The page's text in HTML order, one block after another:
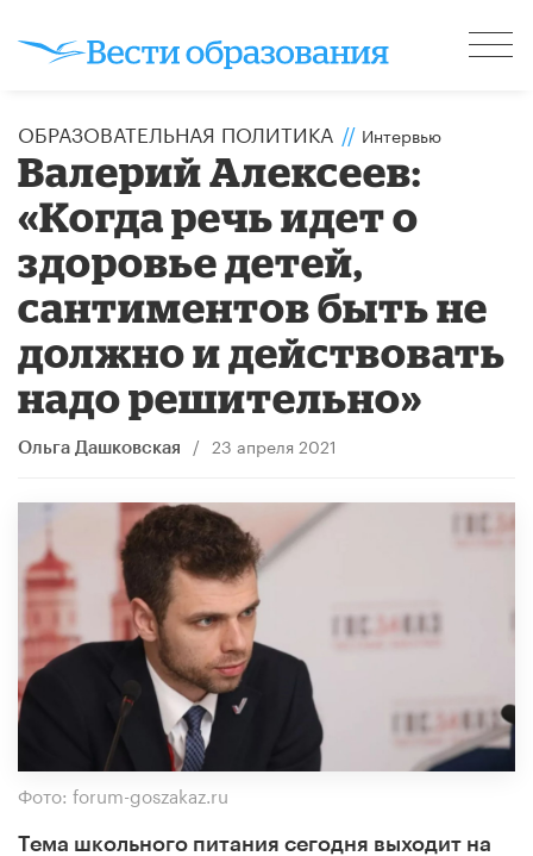
ОБРАЗОВАТЕЛЬНАЯ ПОЛИТИКА // Интервью
Валерий Алексеев:
«Когда речь идет о
здоровье детей,
сантиментов быть не
должно и действовать
надо решительно»
Ольга Дашковская / 23 апреля 2021
Фото: forum-goszakaz.ru
Тема школьного питания сегодня выходит на